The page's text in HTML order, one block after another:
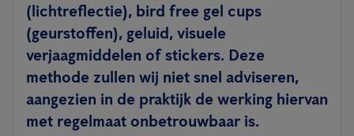
(lichtreflectie), bird free gel cups
(geurstoffen), geluid, visuele
verjaagmiddelen of stickers. Deze
methode zullen wij niet snel adviseren,
aangezien in de praktijk de werking hiervan
met regelmaat onbetrouwbaar is.